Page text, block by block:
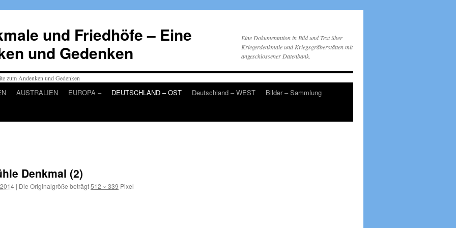
und Friedhöfe – Eine
und Gedenken
Eine Dokumentation in Bild und Text über
Kriegerdenkmale und Kriegsgräberstätten mit
angeschlossener Datenbank.
AUSTRALIEN EUROPA – DEUTSCHLAND – OST Deutschland – WEST
Bilder – Sammlung
Denkmal (2)
| Die Originalgröße beträgt512 × 339 Pixel